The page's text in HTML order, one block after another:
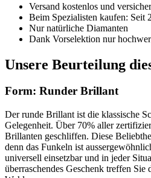
Versand kostenlos und
Beim Spezialisten kaufen: Seit
Nur natürliche Diamanten
Dank Vorselektion nur
Unsere Beurteilung
Form: Runder Brillant
Der runde Brillant ist die klassische
Gelegenheit. Über 70% aller
Brillanten geschliffen. Diese
denn das Funkeln ist
universell einsetzbar und in jeder
überraschendes Geschenk treffen